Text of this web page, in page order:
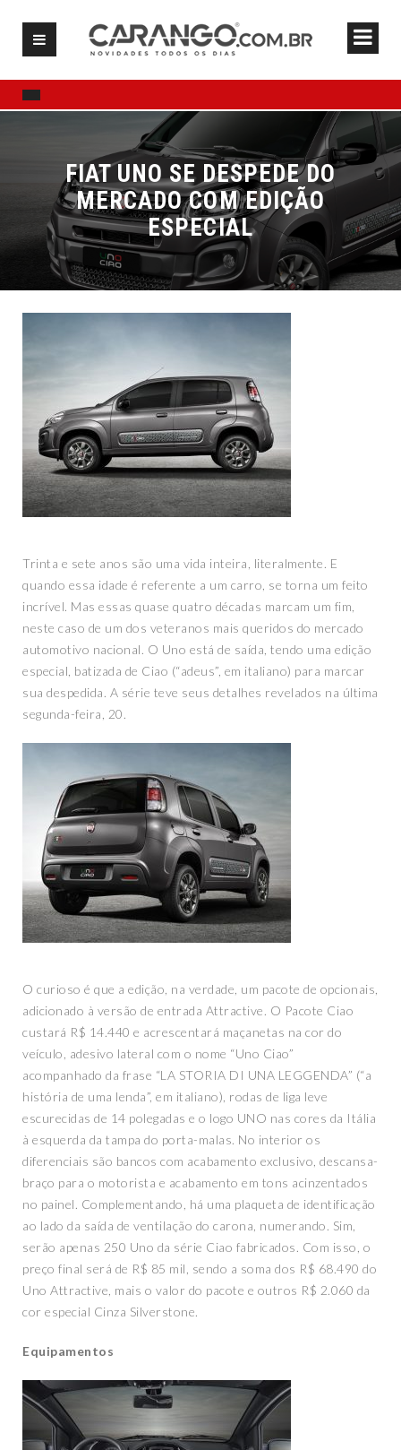
FIAT UNO SE DESPEDE DO
MERCADO COM EDIÇÃO
ESPECIAL
Trinta e sete anos são uma vida inteira, literalmente. E
quando essa idade é referente a um carro, se torna um feito
incrível. Mas essas quase quatro décadas marcam um fim,
neste caso de um dos veteranos mais queridos do mercado
automotivo nacional. O Uno está de saída, tendo uma edição
especial, batizada de Ciao (“adeus”, em italiano) para marcar
sua despedida. A série teve seus detalhes revelados na última
segunda-feira, 20.
O curioso é que a edição, na verdade, um pacote de opcionais,
adicionado à versão de entrada Attractive. O Pacote Ciao
custará R$ 14.440 e acrescentará maçanetas na cor do
veículo, adesivo lateral com o nome “Uno Ciao”
acompanhado da frase “LA STORIA DI UNA LEGGENDA” (“a
história de uma lenda”, em italiano), rodas de liga leve
escurecidas de 14 polegadas e o logo UNO nas cores da Itália
à esquerda da tampa do porta-malas. No interior os
diferenciais são bancos com acabamento exclusivo, descansa-
braço para o motorista e acabamento em tons acinzentados
no painel. Complementando, há uma plaqueta de identificação
ao lado da saída de ventilação do carona, numerando. Sim,
serão apenas 250 Uno da série Ciao fabricados. Com isso, o
preço final será de R$ 85 mil, sendo a soma dos R$ 68.490 do
Uno Attractive, mais o valor do pacote e outros R$ 2.060 da
cor especial Cinza Silverstone.
Equipamentos